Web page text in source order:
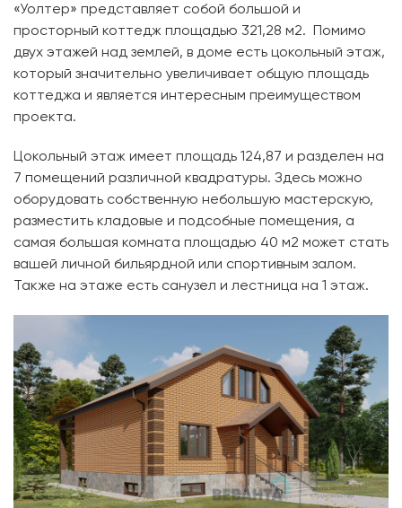
«Уолтер» представляет собой большой и
просторный коттедж площадью 321,28 м2. Помимо
двух этажей над землей, в доме есть цокольный этаж,
который значительно увеличивает общую площадь
коттеджа и является интересным преимуществом
проекта.
Цокольный этаж имеет площадь 124,87 и разделен на
7 помещений различной квадратуры. Здесь можно
оборудовать собственную небольшую мастерскую,
разместить кладовые и подсобные помещения, а
самая большая комната площадью 40 м2 может стать
вашей личной бильярдной или спортивным залом.
Также на этаже есть санузел и лестница на 1 этаж.